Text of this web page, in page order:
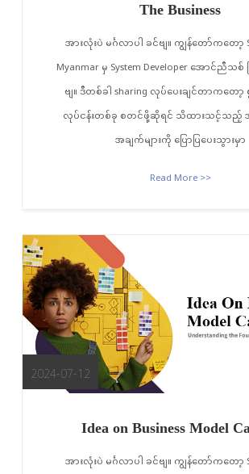
The Business
အားလုံးပဲ မင်္ဂလာပါ ခင်ဗျ။ ကျွန်တော်ကတော့
Myanmar မှ System Developer အောင်ညီသ
ဗျ။ ဒီတစ်ခါ sharing လုပ်ပေးချင်တာကတေ
လုပ်ငန်းတစ်ခု စတင်ဖို့ဆိုရင် သိထားသင့်သည့်
အချက်များကို ပြောပြပေးသွားမှာ
Read More >>
2024-07-12
Idea on Business Model
အားလုံးပဲ မင်္ဂလာပါ ခင်ဗျ။ ကျွန်တော်ကတော့